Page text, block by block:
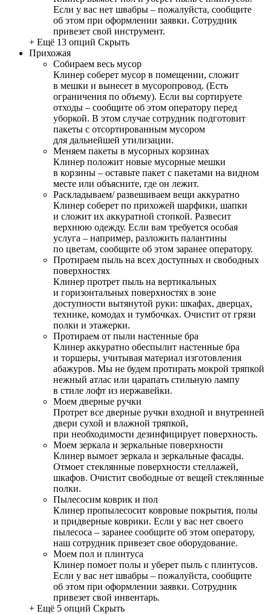
Если у вас нет швабры – пожалуйста, сообщите
об этом при оформлении заявки. Сотрудник
привезет свой инструмент.
+ Ещё 13 опций Скрыть
Прихожая
Собираем весь мусор
Клинер соберет мусор в помещении, сложит
в мешки и вынесет в мусоропровод. (Есть
ограничения по объему). Если вы сортируете
отходы – сообщите об этом оператору перед
уборкой. В этом случае сотрудник подготовит
пакеты с отсортированным мусором
для дальнейшей утилизации.
Меняем пакеты в мусорных корзинах
Клинер положит новые мусорные мешки
в корзины – оставьте пакет с пакетами на видном
месте или объясните, где он лежит.
Раскладываем/ развешиваем вещи аккуратно
Клинер соберет по прихожей шарфики, шапки
и сложит их аккуратной стопкой. Развесит
верхнюю одежду. Если вам требуется особая
услуга – например, разложить палантины
по цветам, сообщите об этом заранее оператору.
Протираем пыль на всех доступных и свободных
поверхностях
Клинер протрет пыль на вертикальных
и горизонтальных поверхностях в зоне
доступности вытянутой руки: шкафах, дверцах,
технике, комодах и тумбочках. Очистит от грязи
полки и этажерки.
Протираем от пыли настенные бра
Клинер аккуратно обеспылит настенные бра
и торшеры, учитывая материал изготовления
абажуров. Мы не будем протирать мокрой тряпкой
нежный атлас или царапать стильную лампу
в стиле лофт из нержавейки.
Моем дверные ручки
Протрет все дверные ручки входной и внутренней
двери сухой и влажной тряпкой,
при необходимости дезинфицирует поверхность.
Моем зеркала и зеркальные поверхности
Клинер вымоет зеркала и зеркальные фасады.
Отмоет стеклянные поверхности стеллажей,
шкафов. Очистит свободные от вещей стеклянные
полки.
Пылесосим коврик и пол
Клинер пропылесосит ковровые покрытия, полы
и придверные коврики. Если у вас нет своего
пылесоса – заранее сообщите об этом оператору,
наш сотрудник привезет свое оборудование.
Моем пол и плинтуса
Клинер помоет полы и уберет пыль с плинтусов.
Если у вас нет швабры – пожалуйста, сообщите
об этом при оформлении заявки. Сотрудник
привезет свой инвентарь.
+ Ещё 5 опций Скрыть